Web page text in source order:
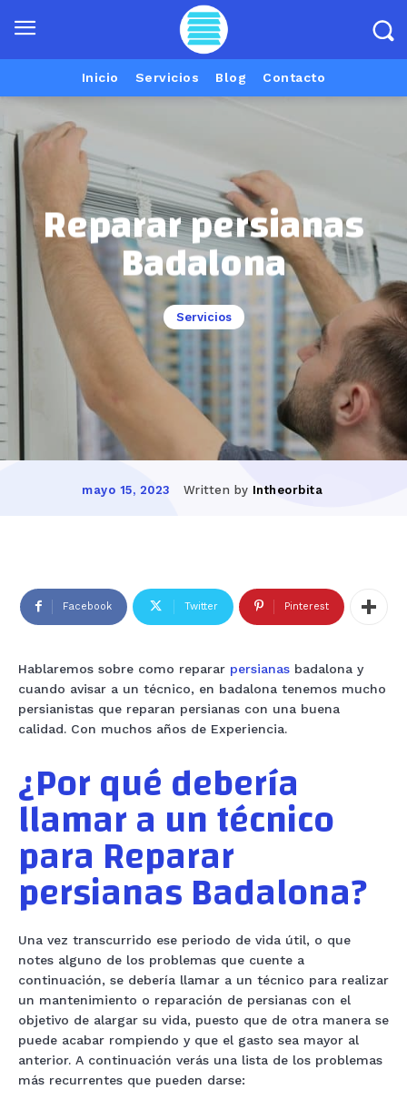
Inicio Servicios Blog Contacto
Reparar persianas
Badalona
Servicios
mayo 15, 2023 Written by Intheorbita
Facebook Twitter Pinterest
Hablaremos sobre como reparar persianas badalona y
cuando avisar a un técnico, en badalona tenemos mucho
persianistas que reparan persianas con una buena
calidad. Con muchos años de Experiencia.
¿Por qué debería
llamar a un técnico
para Reparar
persianas Badalona?
Una vez transcurrido ese periodo de vida útil, o que
notes alguno de los problemas que cuente a
continuación, se debería llamar a un técnico para realizar
un mantenimiento o reparación de persianas con el
objetivo de alargar su vida, puesto que de otra manera se
puede acabar rompiendo y que el gasto sea mayor al
anterior. A continuación verás una lista de los problemas
más recurrentes que pueden darse: